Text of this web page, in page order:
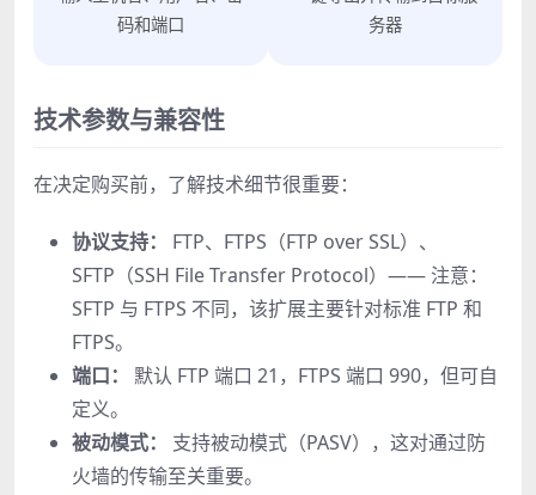
码和端口
务器
技术参数与兼容性
在决定购买前，了解技术细节很重要：
协议支持：
FTP、FTPS（FTP over SSL）、
SFTP（SSH File Transfer Protocol）—— 注意：
SFTP 与 FTPS 不同，该扩展主要针对标准 FTP 和
FTPS。
端口：
默认 FTP 端口 21，FTPS 端口 990，但可自
定义。
被动模式：
支持被动模式（PASV），这对通过防
火墙的传输至关重要。